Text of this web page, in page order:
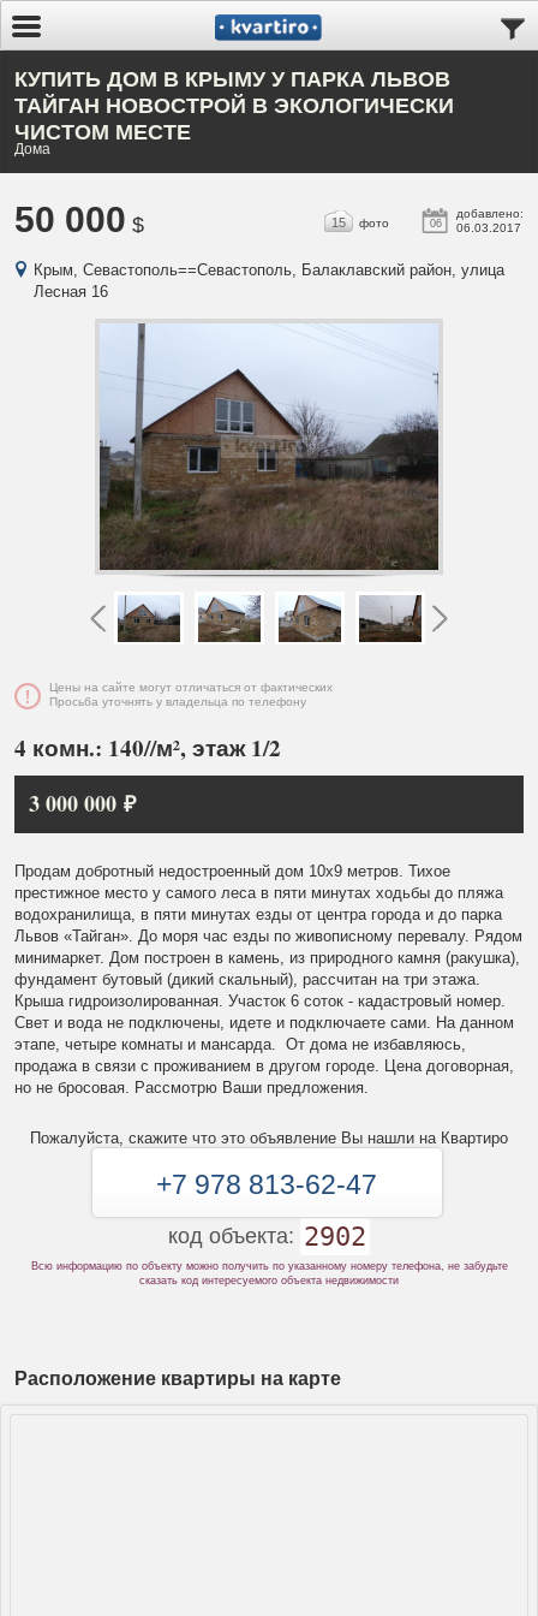
КУПИТЬ ДОМ В КРЫМУ У ПАРКА ЛЬВОВ
ТАЙГАН НОВОСТРОЙ В ЭКОЛОГИЧЕСКИ
ЧИСТОМ МЕСТЕ
Дома
50 000 $ 06
добавлено:
06.03.2017
15 фото
Крым, Севастополь==Севастополь, Балаклавский район, улица
Лесная 16
Цены на сайте могут отличаться от фактических
Просьба уточнять у владельца по телефону
4 комн.: 140//м², этаж 1/2
3 000 000 ₽
Продам добротный недостроенный дом 10x9 метров. Тихое
престижное место у самого леса в пяти минутах ходьбы до пляжа
водохранилища, в пяти минутах езды от центра города и до парка
Львов «Тайган». До моря час езды по живописному перевалу. Рядом
минимаркет. Дом построен в камень, из природного камня (ракушка),
фундамент бутовый (дикий скальный), рассчитан на три этажа.
Крыша гидроизолированная. Участок 6 соток - кадастровый номер.
Свет и вода не подключены, идете и подключаете сами. На данном
этапе, четыре комнаты и мансарда. От дома не избавляюсь,
продажа в связи с проживанием в другом городе. Цена договорная,
но не бросовая. Рассмотрю Ваши предложения.
Пожалуйста, скажите что это объявление Вы нашли на Квартиро
+7 978 813-62-47
код объекта: 2902
Всю информацию по объекту можно получить по указанному номеру телефона, не забудьте
сказать код интересуемого объекта недвижимости
Расположение квартиры на карте